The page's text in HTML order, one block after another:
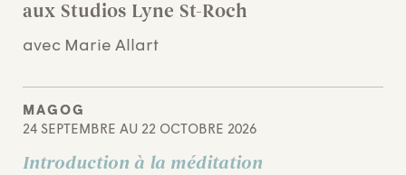
aux Studios Lyne St-Roch
avec Marie Allart
MAGOG
24 SEPTEMBRE AU 22 OCTOBRE 2026
Introduction à la méditation